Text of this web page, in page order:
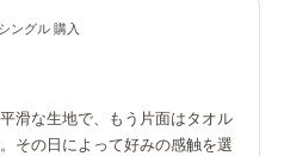
ングル 購入
滑な生地で、もう片面はタオル
その日によって好みの感触を選